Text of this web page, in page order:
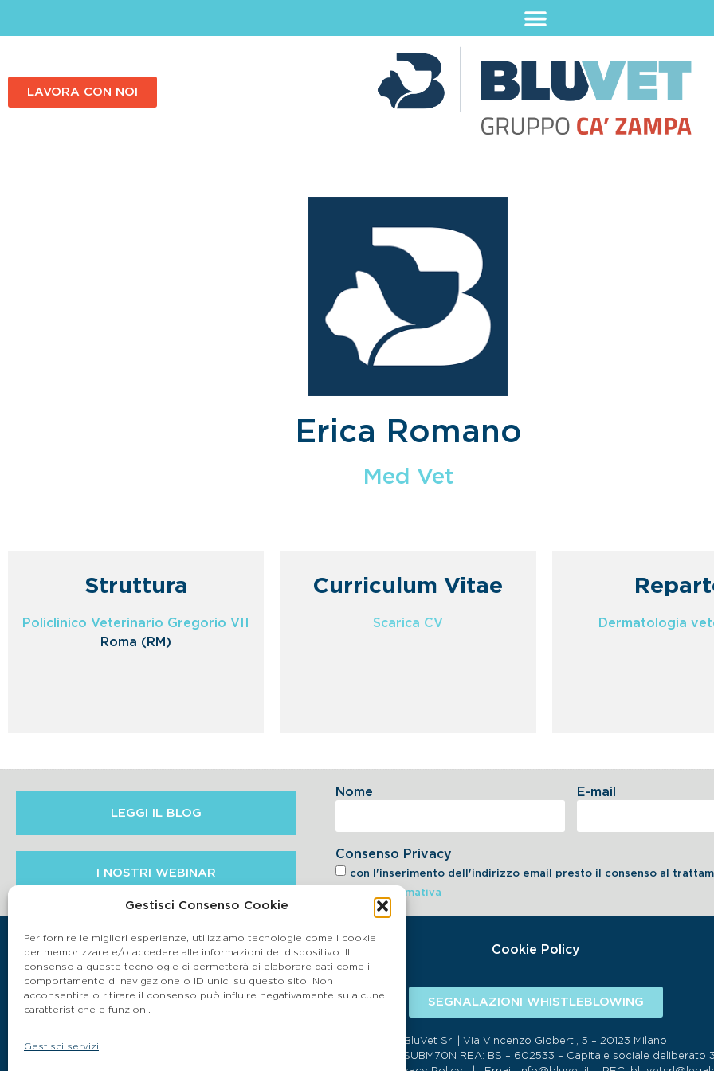
Gestisci Consenso Cookie
Per fornire le migliori esperienze, utilizziamo tecnologie come i cookie
per memorizzare e/o accedere alle informazioni del dispositivo. Il
consenso a queste tecnologie ci permetterà di elaborare dati come il
comportamento di navigazione o ID unici su questo sito. Non
acconsentire o ritirare il consenso può influire negativamente su alcune
caratteristiche e funzioni.
Gestisci servizi
LAVORA CON NOI
Erica Romano
Med Vet
Struttura
Policlinico Veterinario Gregorio VII
Roma (RM)
Curriculum Vitae
Scarica CV Dermatologia
LEGGI IL BLOG
I NOSTRI WEBINAR
Consenso Privacy
con l'inserimento dell'indirizzo email presto il consenso al
6.2 dell'informativa
Nome E-mail
Cookie Policy
SEGNALAZIONI WHISTLEBLOWING
BluVet Srl | Via Vincenzo Gioberti, 5 – 20123 Milano
P.IVA 03864990134 SDI:SUBM70N REA: BS – 602533 – Capitale sociale deliberato